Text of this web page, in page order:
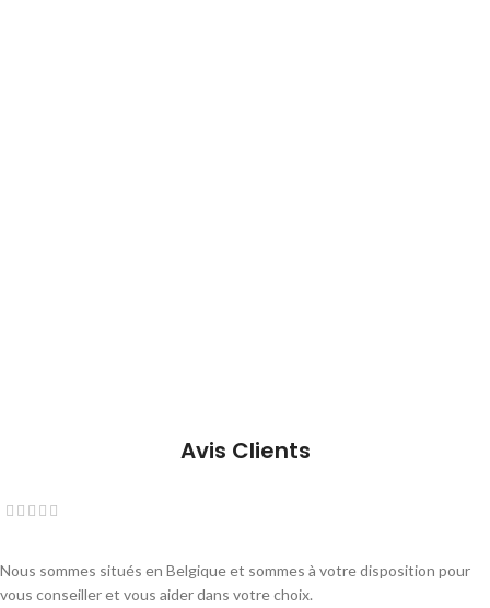
Avis Clients
Nous sommes situés en Belgique et sommes à votre disposition pour
vous conseiller et vous aider dans votre choix.